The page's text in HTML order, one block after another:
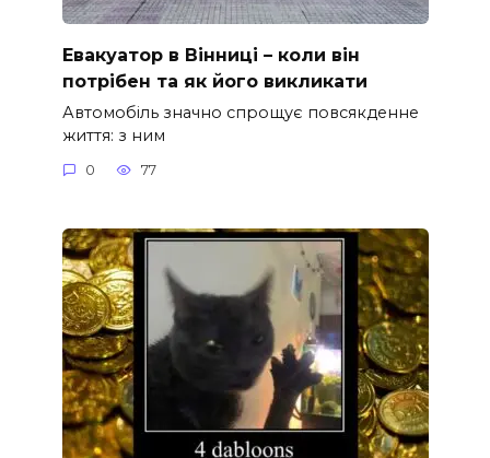
Евакуатор в Вінниці – коли він
потрібен та як його викликати
Автомобіль значно спрощує повсякденне
життя: з ним
0 77